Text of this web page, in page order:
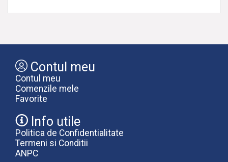
Contul meu
Contul meu
Comenzile mele
Favorite
Info utile
Politica de Confidentialitate
Termeni si Conditii
ANPC